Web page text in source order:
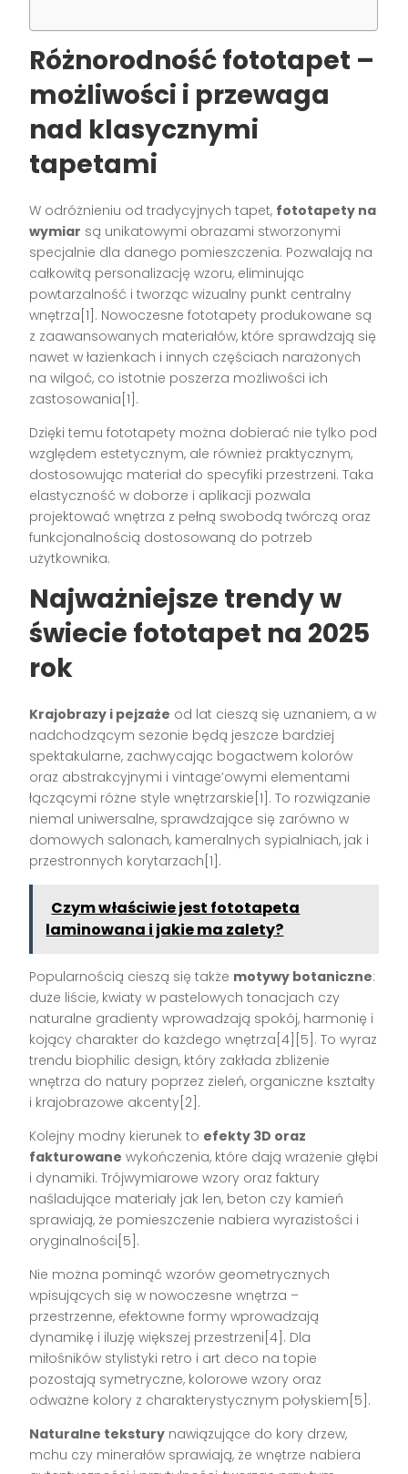
Różnorodność fototapet –
możliwości i przewaga
nad klasycznymi
tapetami
W odróżnieniu od tradycyjnych tapet, fototapety na
wymiar są unikatowymi obrazami stworzonymi
specjalnie dla danego pomieszczenia. Pozwalają na
całkowitą personalizację wzoru, eliminując
powtarzalność i tworząc wizualny punkt centralny
wnętrza[1]. Nowoczesne fototapety produkowane są
z zaawansowanych materiałów, które sprawdzają się
nawet w łazienkach i innych częściach narażonych
na wilgoć, co istotnie poszerza możliwości ich
zastosowania[1].
Dzięki temu fototapety można dobierać nie tylko pod
względem estetycznym, ale również praktycznym,
dostosowując materiał do specyfiki przestrzeni. Taka
elastyczność w doborze i aplikacji pozwala
projektować wnętrza z pełną swobodą twórczą oraz
funkcjonalnością dostosowaną do potrzeb
użytkownika.
Najważniejsze trendy w
świecie fototapet na 2025
rok
Krajobrazy i pejzaże od lat cieszą się uznaniem, a w
nadchodzącym sezonie będą jeszcze bardziej
spektakularne, zachwycając bogactwem kolorów
oraz abstrakcyjnymi i vintage’owymi elementami
łączącymi różne style wnętrzarskie[1]. To rozwiązanie
niemal uniwersalne, sprawdzające się zarówno w
domowych salonach, kameralnych sypialniach, jak i
przestronnych korytarzach[1].
Czym właściwie jest fototapeta
laminowana i jakie ma zalety?
Popularnością cieszą się także motywy botaniczne:
duże liście, kwiaty w pastelowych tonacjach czy
naturalne gradienty wprowadzają spokój, harmonię i
kojący charakter do każdego wnętrza[4][5]. To wyraz
trendu biophilic design, który zakłada zbliżenie
wnętrza do natury poprzez zieleń, organiczne kształty
i krajobrazowe akcenty[2].
Kolejny modny kierunek to efekty 3D oraz
fakturowane wykończenia, które dają wrażenie głębi
i dynamiki. Trójwymiarowe wzory oraz faktury
naśladujące materiały jak len, beton czy kamień
sprawiają, że pomieszczenie nabiera wyrazistości i
oryginalności[5].
Nie można pominąć wzorów geometrycznych
wpisujących się w nowoczesne wnętrza –
przestrzenne, efektowne formy wprowadzają
dynamikę i iluzję większej przestrzeni[4]. Dla
miłośników stylistyki retro i art deco na topie
pozostają symetryczne, kolorowe wzory oraz
odważne kolory z charakterystycznym połyskiem[5].
Naturalne tekstury nawiązujące do kory drzew,
mchu czy minerałów sprawiają, że wnętrze nabiera